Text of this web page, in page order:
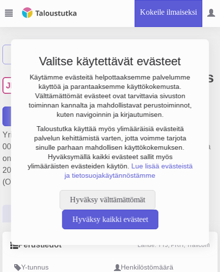
Kokeile ilmaiseksi
Valitse käytettävät evästeet
Käytämme evästeitä helpottaaksemme palvelumme
käyttöä ja parantaaksemme käyttökokemusta.
Välttämättömät evästeet ovat tarvittavia sivuston
toiminnan kannalta ja mahdollistavat perustoiminnot,
kuten navigoinnin ja kirjautumisen.
Taloustutka käyttää myös ylimääräisiä evästeitä
palvelun kehittämistä varten, jotta voimme tarjota
sinulle parhaan mahdollisen käyttökokemuksen.
Hyväksymällä kaikki evästeet sallit myös
ylimääräisten evästeiden käytön. Lue lisää evästeistä
ja tietosuojakäytännöstämme
Hyväksy välttämättömät
Hyväksy kaikki evästeet
JK
JL Koneurakointi ja kuljetus
Oy
Yrityksen JL Koneurakointi ja kuljetus Oy liikevaihto on 296
000 €, tulos 12 000 € ja henkilöstömäärä 3. Sen päätoimiala
on Rakennuskonevuokraus käyttäjineen, perustamisvuosi
2008 ja sijainti Kaarina. Yrityksen yhtiömuoto Osakeyhtiö
(OY).
Päättäjätiedot
Perustiedot Lähde: YTJ, PRH, Traficom
Y-tunnus Henkilöstömäärä